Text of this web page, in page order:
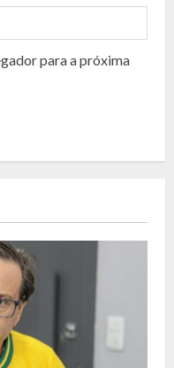
para a próxima